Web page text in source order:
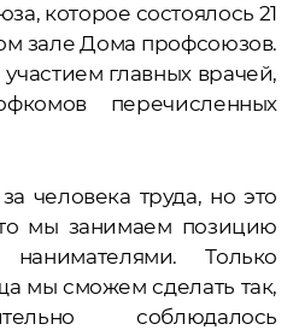
которое состоялось 21
зале Дома профсоюзов.
главных врачей,
перечисленных
человека труда, но это
мы занимаем позицию
Только
мы сможем сделать так,
соблюдалось